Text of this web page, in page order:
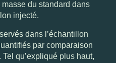
du standard dans
injecté.
dans l’échantillon
par comparaison
qu’expliqué plus haut,